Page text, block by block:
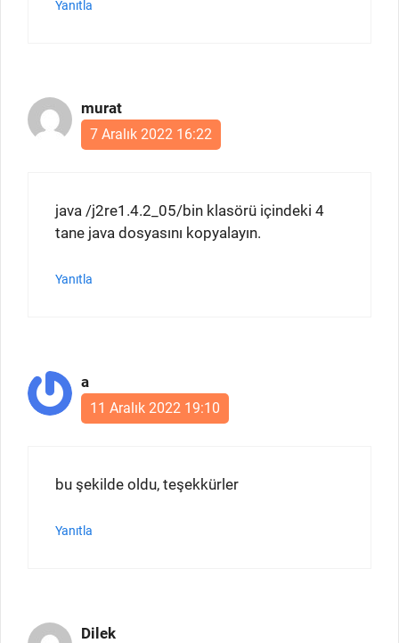
Yanıtla
murat
7 Aralık 2022 16:22
java /j2re1.4.2_05/bin klasörü içindeki 4
tane java dosyasını kopyalayın.
Yanıtla
a
11 Aralık 2022 19:10
bu şekilde oldu, teşekkürler
Yanıtla
Dilek